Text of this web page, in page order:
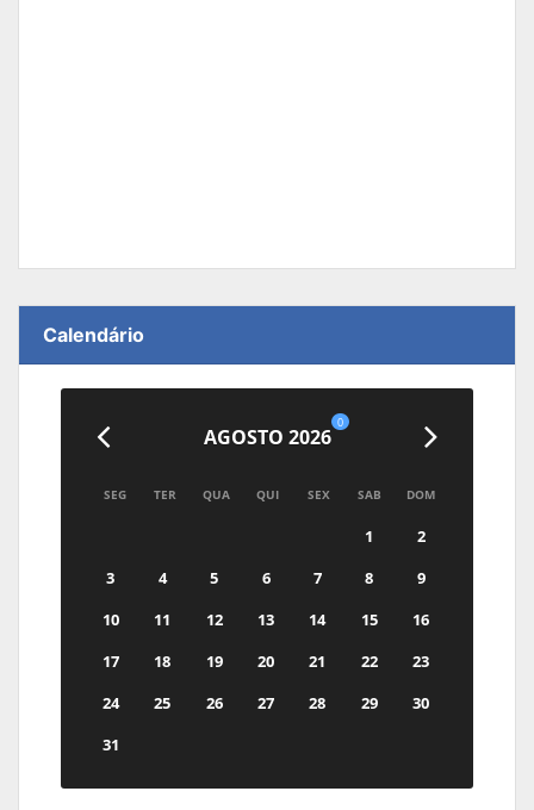
Calendário
AGOSTO 2026
0
SEG TER QUA QUI SEX SAB DOM
1
2
3
4 5 6 7 8
9
10
11 12 13 14 15
16
17
18 19 20 21 22
23
24
25 26 27 28 29
30
31